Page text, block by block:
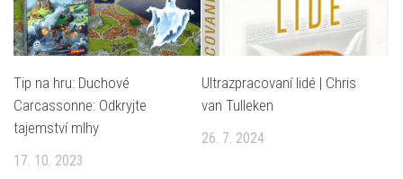
Tip na hru: Duchové
Carcassonne: Odkryjte
tajemství mlhy
17. 10. 2023
Ultrazpracovaní lidé | Chris
van Tulleken
26. 7. 2024